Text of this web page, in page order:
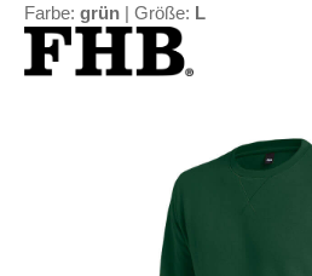
Farbe: grün Größe: L